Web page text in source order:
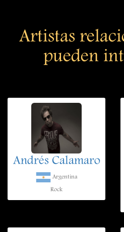
Artistas
pueden
Andrés Calamaro
Argentina
Rock